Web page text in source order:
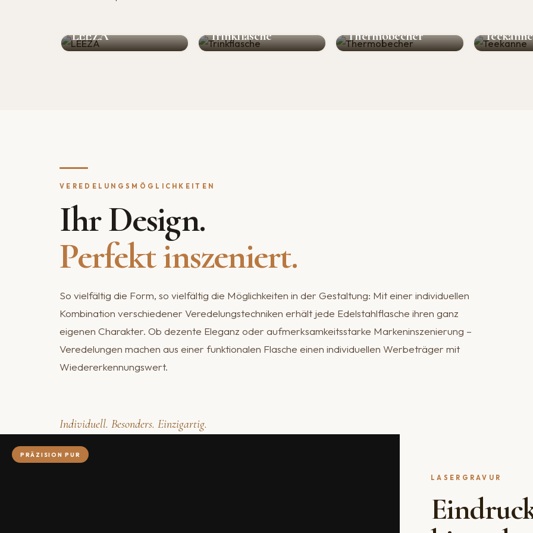
LEEZA Trinkflasche Thermobecher Teekanne
VEREDELUNGSMÖGLICHKEITEN
Ihr Design.
Perfekt inszeniert.
So vielfältig die Form, so vielfältig die Möglichkeiten in der Gestaltung: Mit einer individuellen
Kombination verschiedener Veredelungstechniken erhält jede Edelstahlflasche ihren ganz
eigenen Charakter. Ob dezente Eleganz oder aufmerksamkeitsstarke Markeninszenierung –
Veredelungen machen aus einer funktionalen Flasche einen individuellen Werbeträger mit
Wiedererkennungswert.
Individuell. Besonders. Einzigartig.
PRÄZISION PUR
LASERGRAVUR